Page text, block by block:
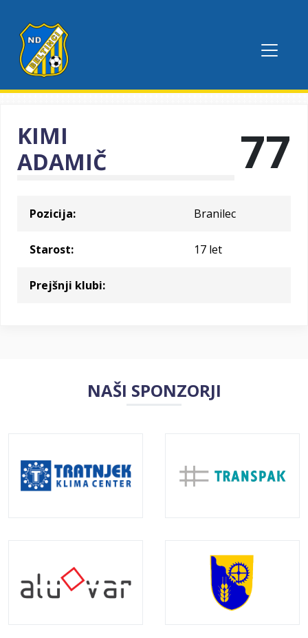
KIMI
ADAMIČ
77
Pozicija: Branilec
Starost: 17 let
Prejšnji klubi:
NAŠI SPONZORJI